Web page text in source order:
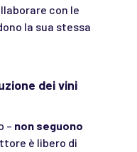
con le
la sua stessa
dei vini
– non seguono
è libero di